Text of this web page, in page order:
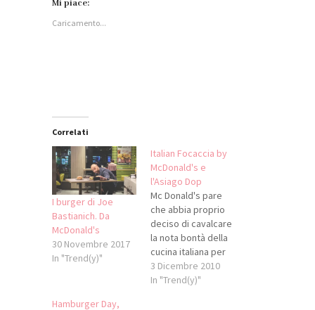
Facebook
apre
in
Mi piace:
Caricamento...
Correlati
I burger di Joe
Bastianich. Da
McDonald's
30 Novembre 2017
In "Trend(y)"
Italian Focaccia by
McDonald's e
l'Asiago Dop
Mc Donald's pare
che abbia proprio
deciso di cavalcare
la nota bontà della
cucina italiana per
continuare a
sfornare il suo
3 Dicembre 2010
In "Trend(y)"
Hamburger Day,